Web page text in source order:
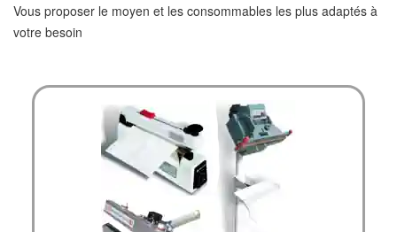
Vous proposer le moyen et les consommables les plus adaptés à
votre besoin